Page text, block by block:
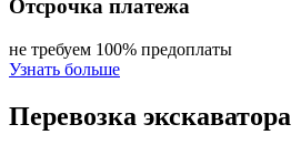
Отсрочка платежа
не требуем 100% предоплаты
Узнать больше
Перевозка экскаватора